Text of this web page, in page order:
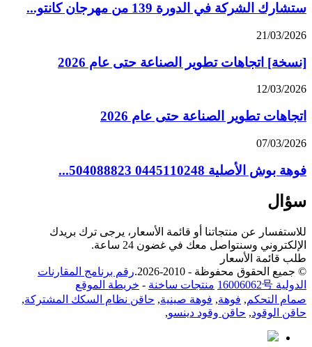
ستشارك الشركة في الدورة 139 من مهرجان كانتو...
21/03/2026
[نسخة] اتجاهات تطوير الصناعة حتى عام 2026
12/03/2026
اتجاهات تطوير الصناعة حتى عام 2026
07/03/2026
فوهة بوش الأصلية 0445110248 504088823...
سؤال
للاستفسار عن منتجاتنا أو قائمة الأسعار، يرجى ترك بريدك
الإلكتروني وسنتواصل معك في غضون 24 ساعة.
طلب قائمة الأسعار
© جميع الحقوق محفوظة - 2010-2026.
رقم برنامج المقارنات
الدولية 16006062号
منتجات ساخنة - خريطة الموقع
صمام التحكم, فوهة, فوهة صينية, حاقن نظام السكك المشتركة,
حاقن الوقود, حاقن وقود دينسو,